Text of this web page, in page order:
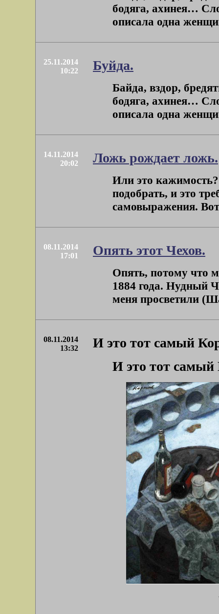
бодяга, ахинея…
описала одна
25.11.2014
10:22
Буйда.
Байда, вздор,
бодяга, ахинея…
описала одна
14.11.2014
20:02
Ложь рождает ложь.
Или это
подобрать, и это
самовыражения.
08.11.2014
17:01
Опять этот Чехов.
Опять, потому что
1884 года. Нудный
меня просветили
08.11.2014
13:32
И это тот самый
И это тот самый